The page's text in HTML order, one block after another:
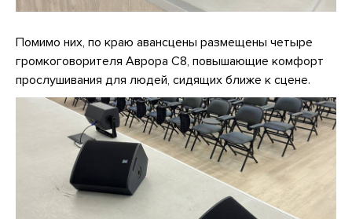
Помимо них, по краю авансцены размещены четыре
громкоговорителя Аврора С8, повышающие комфорт
прослушивания для людей, сидящих ближе к сцене.